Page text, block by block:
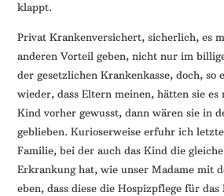
klappt.
Privat Krankenversichert, sicherlich, es
anderen Vorteil geben, nicht nur im
der gesetzlichen Krankenkasse, doch, so
wieder, dass Eltern meinen, hätten sie
Kind vorher gewusst, dann wären sie in
geblieben. Kurioserweise erfuhr ich
Familie, bei der auch das Kind die
Erkrankung hat, wie unser Madame mit
eben, dass diese die Hospizpflege für